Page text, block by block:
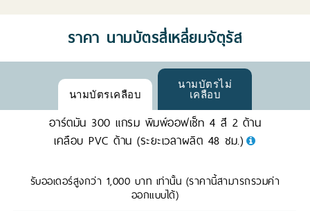
ราคา นามบัตรสี่เหลี่ยมจัตุรัส
นามบัตรเคลือบ
นามบัตรไม่
เคลือบ
อาร์ตมัน 300 แกรม พิมพ์ออฟเซ็ท 4 สี 2 ด้าน
เคลือบ PVC ด้าน (ระยะเวลาผลิต 48 ชม.)
รับออเดอร์สูงกว่า 1,000 บาท เท่านั้น (ราคานี้สามารถรวมค่า
ออกแบบได้)